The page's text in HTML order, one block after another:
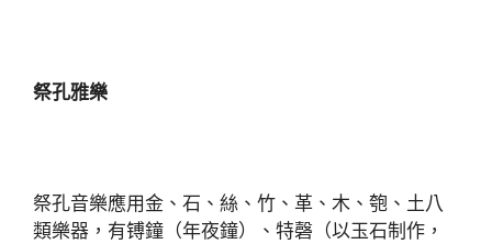
祭孔雅樂
祭孔音樂應用金、石、絲、竹、革、木、匏、土八
類樂器，有镈鐘（年夜鐘）、特磬（以玉石制作，